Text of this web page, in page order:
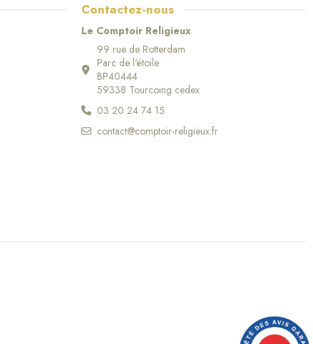
Contactez-nous
Le Comptoir Religieux
99 rue de Rotterdam
Parc de l'étoile
BP40444
59338 Tourcoing cedex
03 20 24 74 15
contact@comptoir-religieux.fr